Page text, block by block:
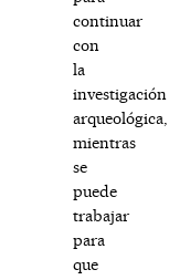
continuar
con
la
investigación
arqueológica,
mientras
se
puede
trabajar
para
que